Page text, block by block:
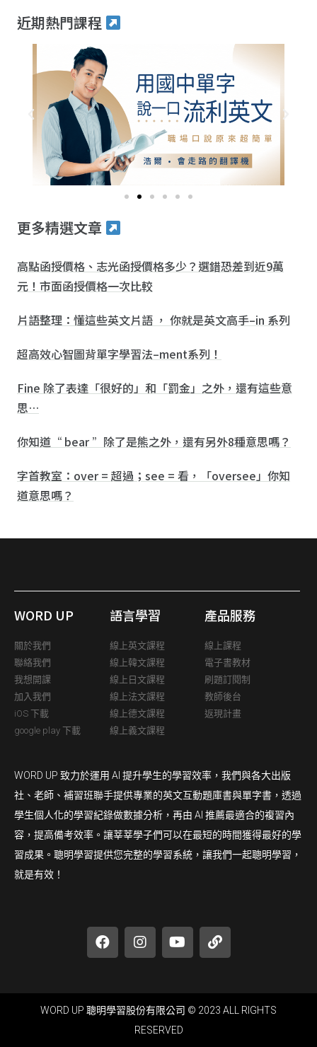
近期熱門課程
更多精選文章
高點函授價格、志光函授價格多少？選錯恐差到近9萬
元！市面函授價格一次比較
片語整理：懂這些英文片語 ， 你就是英文高手–in 系列
超高效心智圖背單字學習法–ment系列！
Fine 除了表達「很好的」和「罰金」之外，還有這些意
思…
你知道“ bear ”除了是熊之外，還有另外8種意思嗎？
字首教室：over = 超過；see = 看，「oversee」你知
道意思嗎？
WORD UP
關於我們
聯絡我們
我想開課
加入我們
iOS 下載
google play 下載
語言學習
線上英文課程
線上韓文課程
線上日文課程
線上法文課程
線上德文課程
線上義文課程
產品服務
線上課程
電子書教材
刷題訂閱制
教師後台
返現計畫
WORD UP 致力於運用 AI 提升學生的學習效率，我們與各大出版
社、老師、補習班聯手提供專業的英文互動題庫書與單字書，透過
學生個人化的學習紀錄做數據分析，再由 AI 推薦最適合的複習內
容，提高備考效率。讓莘莘學子們可以在最短的時間獲得最好的學
習成果。聰明學習提供您完整的學習系統，讓我們一起聰明學習，
就是有效！
WORD UP 聰明學習股份有限公司 © 2023 ALL RIGHTS
RESERVED​